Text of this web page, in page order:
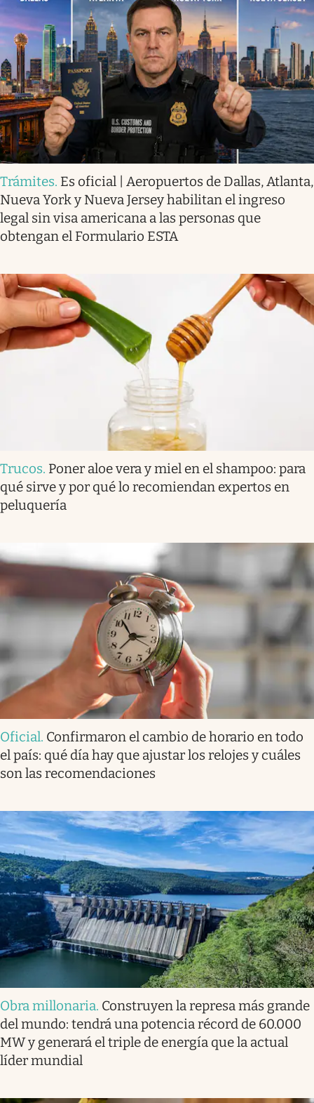
Trámites. Es oficial | Aeropuertos de Dallas, Atlanta,
Nueva York y Nueva Jersey habilitan el ingreso
legal sin visa americana a las personas que
obtengan el Formulario ESTA
Trucos. Poner aloe vera y miel en el shampoo: para
qué sirve y por qué lo recomiendan expertos en
peluquería
Oficial. Confirmaron el cambio de horario en todo
el país: qué día hay que ajustar los relojes y cuáles
son las recomendaciones
Obra millonaria. Construyen la represa más grande
del mundo: tendrá una potencia récord de 60.000
MW y generará el triple de energía que la actual
líder mundial